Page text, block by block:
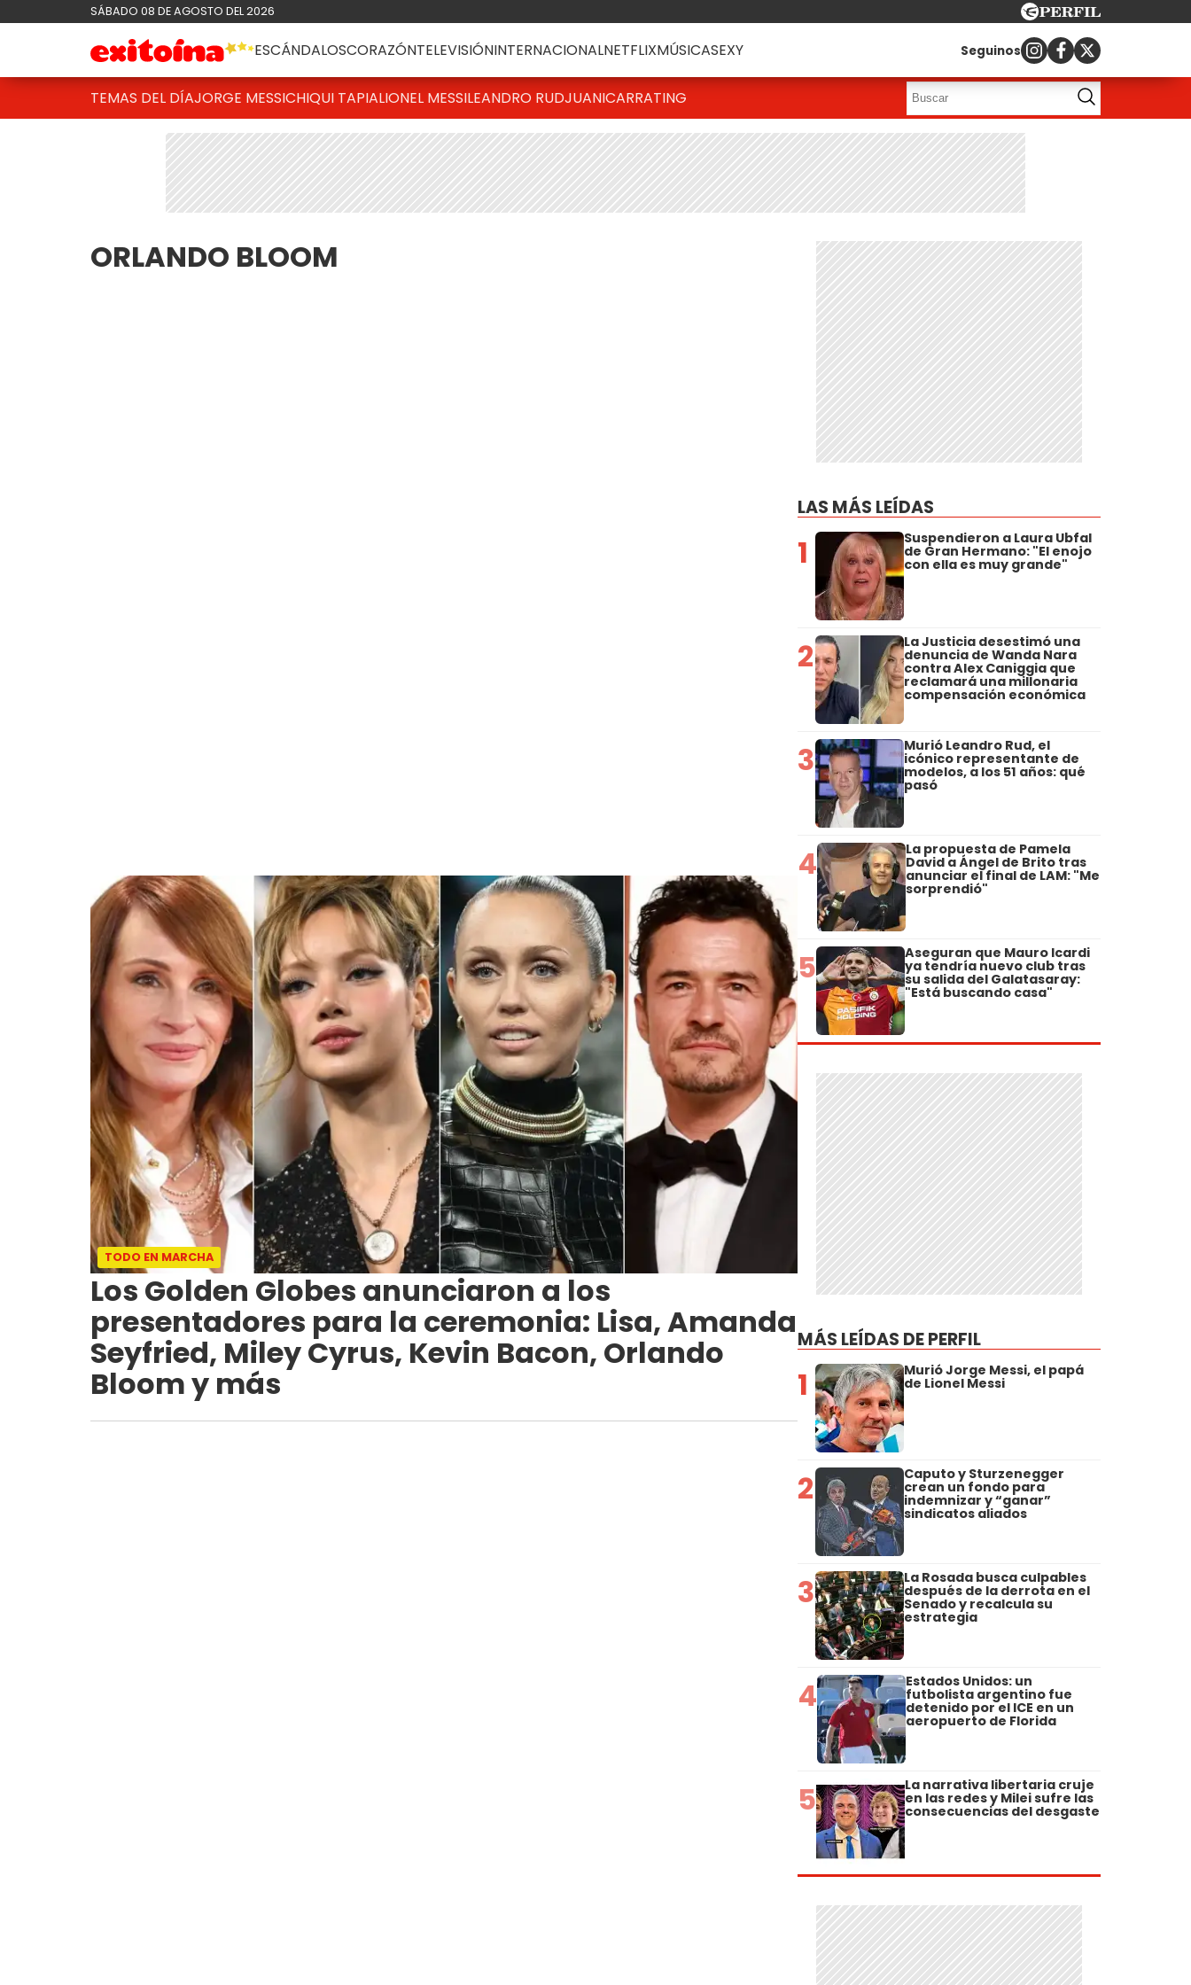
SÁBADO 08 DE AGOSTO DEL 2026
ESCÁNDALOSCORAZÓNTELEVISIÓNINTERNACIONALNETFLIXMÚSICASEXY Seguinos
TEMAS DEL DÍAJORGE MESSICHIQUI TAPIALIONEL MESSILEANDRO RUDJUANICARRATING
ORLANDO BLOOM
TODO EN MARCHA
Los Golden Globes anunciaron a los
presentadores para la ceremonia: Lisa, Amanda
Seyfried, Miley Cyrus, Kevin Bacon, Orlando
Bloom y más
LAS MÁS LEÍDAS
1 Suspendieron a Laura Ubfal
de Gran Hermano: "El enojo
con ella es muy grande"
2 La Justicia desestimó una
denuncia de Wanda Nara
contra Alex Caniggia que
reclamará una millonaria
compensación económica
3 Murió Leandro Rud, el
icónico representante de
modelos, a los 51 años: qué
pasó
4 La propuesta de Pamela
David a Ángel de Brito tras
anunciar el final de LAM: "Me
sorprendió"
5 Aseguran que Mauro Icardi
ya tendría nuevo club tras
su salida del Galatasaray:
"Está buscando casa"
MÁS LEÍDAS DE PERFIL
1 Murió Jorge Messi, el papá
de Lionel Messi
2 Caputo y Sturzenegger
crean un fondo para
indemnizar y “ganar”
sindicatos aliados
3 La Rosada busca culpables
después de la derrota en el
Senado y recalcula su
estrategia
4 Estados Unidos: un
futbolista argentino fue
detenido por el ICE en un
aeropuerto de Florida
5 La narrativa libertaria cruje
en las redes y Milei sufre las
consecuencias del desgaste